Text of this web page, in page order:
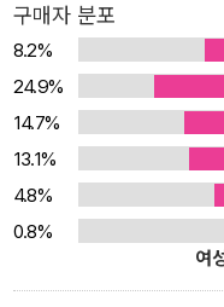
구매자 분포
8.2%
24.9%
14.7%
13.1%
4.8%
0.8%
여